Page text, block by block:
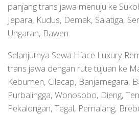
panjang trans jawa menuju ke
Jepara, Kudus, Demak, Salatiga,
Ungaran, Bawen.
Selanjutnya Sewa Hiace Luxury
trans jawa dengan rute tujuan ke
Kebumen, Cilacap, Banjarnegara,
Purbalingga, Wonosobo, Dieng,
Pekalongan, Tegal, Pemalang,